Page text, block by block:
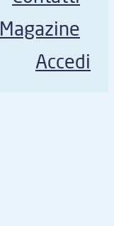
Magazine
Accedi